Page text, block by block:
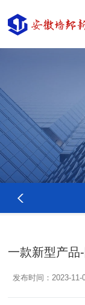
一款新型产品
发布时间：2023-11-